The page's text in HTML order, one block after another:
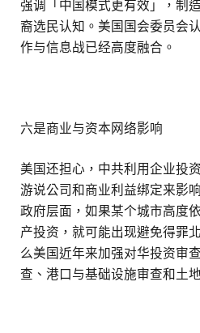
强调「中国模式更有效」，制
裔选民认知。美国国会委员会
作与信息战已经高度融合。
六是商业与资本网络影响
美国还担心，中共利用企业投
游说公司和商业利益绑定来影
政府层面，如果某个城市高度
产投资，就可能出现避免得罪
么美国近年来加强对华投资审
查、港口与基础设施审查和土